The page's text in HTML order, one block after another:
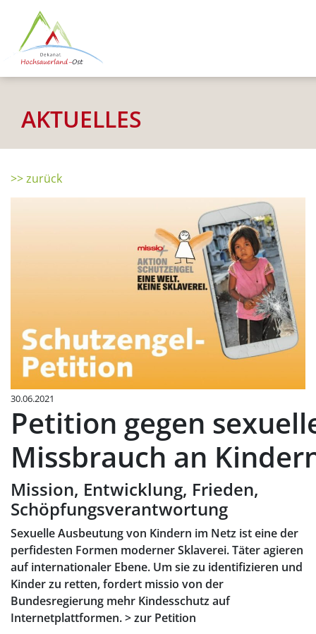
AKTUELLES
>> zurück
30.06.2021
Petition gegen
Missbrauch an
Mission, Entwicklung, Frieden,
Schöpfungsverantwortung
Sexuelle Ausbeutung von Kindern im Netz ist eine der
perfidesten Formen moderner Sklaverei. Täter agieren
auf internationaler Ebene. Um sie zu identifizieren und
Kinder zu retten, fordert missio von der
Bundesregierung mehr Kindesschutz auf
Internetplattformen. > zur Petition